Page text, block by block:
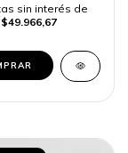
sin interés de
$49.966,67